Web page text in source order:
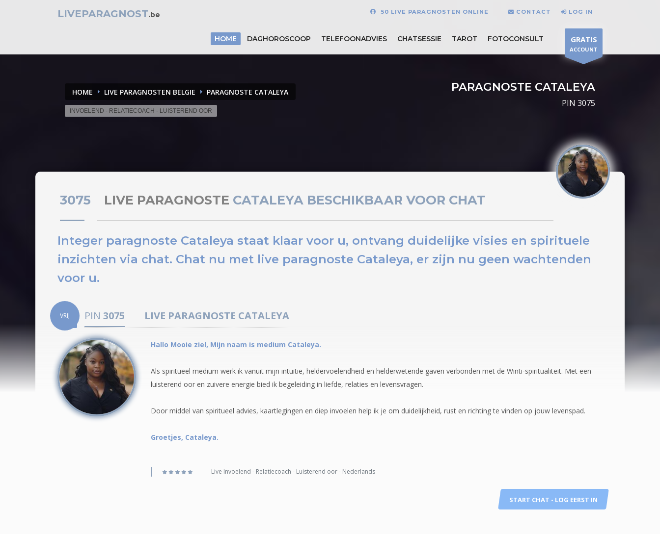
LIVEPARAGNOST.be 50 LIVE PARAGNOSTEN ONLINE CONTACT LOG IN
HOME DAGHOROSCOOP TELEFOONADVIES CHATSESSIE TAROT FOTOCONSULT GRATIS
ACCOUNT
HOME LIVE PARAGNOSTEN BELGIE PARAGNOSTE CATALEYA
INVOELEND - RELATIECOACH - LUISTEREND OOR
PARAGNOSTE CATALEYA
PIN 3075
3075 LIVE PARAGNOSTE CATALEYA BESCHIKBAAR VOOR CHAT
Integer paragnoste Cataleya staat klaar voor u, ontvang duidelijke visies en spirituele
inzichten via chat. Chat nu met live paragnoste Cataleya, er zijn nu geen wachtenden
voor u.
VRIJ PIN 3075 LIVE PARAGNOSTE CATALEYA
Hallo Mooie ziel, Mijn naam is medium Cataleya.
Als spiritueel medium werk ik vanuit mijn intuitie, heldervoelendheid en helderwetende gaven verbonden met de Winti-spiritualiteit. Met een
luisterend oor en zuivere energie bied ik begeleiding in liefde, relaties en levensvragen.
Door middel van spiritueel advies, kaartlegingen en diep invoelen help ik je om duidelijkheid, rust en richting te vinden op jouw levenspad.
Groetjes, Cataleya.
Live Invoelend - Relatiecoach - Luisterend oor - Nederlands
START CHAT - LOG EERST IN